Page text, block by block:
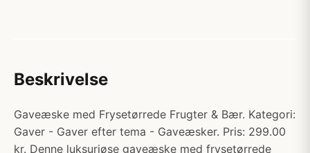
Beskrivelse
Gaveæske med Frysetørrede Frugter & Bær. Kategori:
Gaver - Gaver efter tema - Gaveæsker. Pris: 299.00
kr. Denne luksuriøse gaveæske med frysetørrede